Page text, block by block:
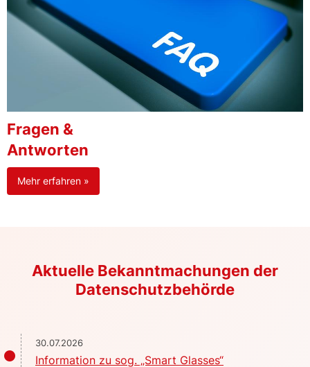
Fragen &
Antworten
Mehr erfahren »
Aktuelle Bekanntmachungen der
Datenschutzbehörde
30.07.2026
Information zu sog. „Smart Glasses“